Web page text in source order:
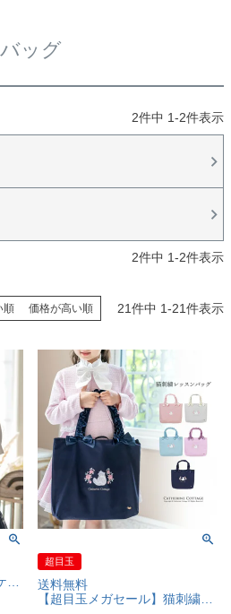
バッグ
2件中 1-2件表示
2件中 1-2件表示
順 価格が高い順 21件中 1-21件表示
≫
超目玉
送料無料
【超目玉メガセール】猫刺繍レッスンバッグ 女の子 おしゃれ フリルハンドル リボン 幼稚園 保育園 小学生 入園準備 入学式直前最終 手提げ 絵本バッグ マチ付き 刺繍入り かばん バッグ キャサリンコテージ TAK